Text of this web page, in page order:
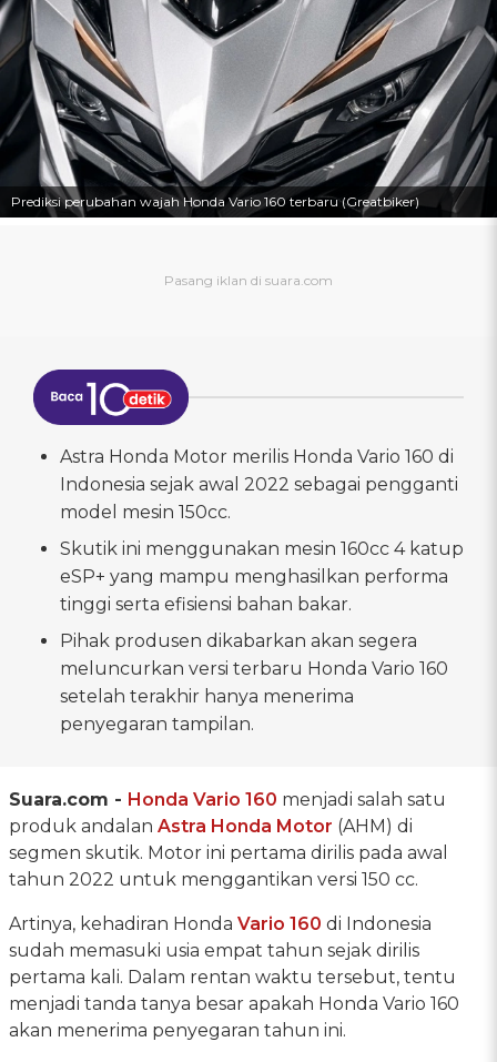
Prediksi perubahan wajah Honda Vario 160 terbaru (Greatbiker)
Astra Honda Motor merilis Honda Vario 160 di
Indonesia sejak awal 2022 sebagai pengganti
model mesin 150cc.
Skutik ini menggunakan mesin 160cc 4 katup
eSP+ yang mampu menghasilkan performa
tinggi serta efisiensi bahan bakar.
Pihak produsen dikabarkan akan segera
meluncurkan versi terbaru Honda Vario 160
setelah terakhir hanya menerima
penyegaran tampilan.
Suara.com - Honda Vario 160 menjadi salah satu
produk andalan Astra Honda Motor (AHM) di
segmen skutik. Motor ini pertama dirilis pada awal
tahun 2022 untuk menggantikan versi 150 cc.
Artinya, kehadiran Honda Vario 160 di Indonesia
sudah memasuki usia empat tahun sejak dirilis
pertama kali. Dalam rentan waktu tersebut, tentu
menjadi tanda tanya besar apakah Honda Vario 160
akan menerima penyegaran tahun ini.